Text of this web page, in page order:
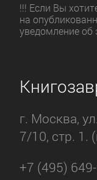
!!! Если Вы
на
уведомление об
г. Москва,
7/10, стр. 1.
+7 (495)